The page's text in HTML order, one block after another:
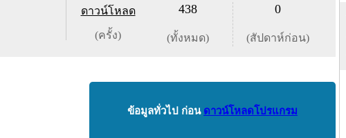
ดาวน์โหลด
(ครั้ง)
438
(ทั้งหมด)
0
(สัปดาห์ก่อน)
ข้อมูลทั่วไป ก่อน ดาวน์โหลดโปรแกรม